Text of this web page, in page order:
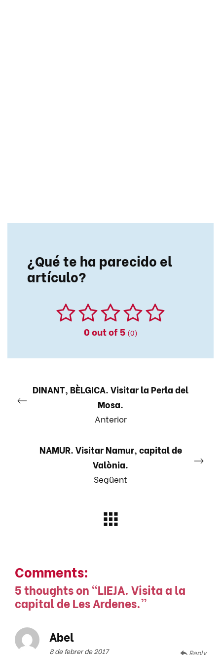
¿Qué te ha parecido el
artículo?
0out of 5 (0)
DINANT, BÈLGICA. Visitar la Perla del
Mosa.
Anterior
NAMUR. Visitar Namur, capital de
Valònia.
Següent
Comments:
5 thoughts on “LIEJA. Visita a la
capital de Les Ardenes.”
Abel
8 de febrer de 2017 Reply